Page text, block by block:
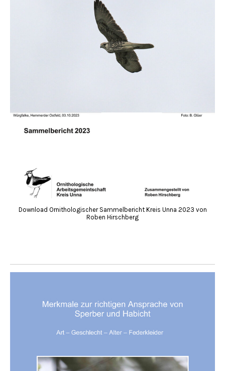
Download Ornithologischer Sammelbericht Kreis Unna 2023 von
Roben Hirschberg